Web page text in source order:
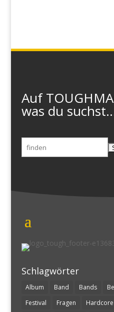
Auf
was du
Suchen
nach:
Schlagwörter
Album Band Bands
Festival
Fragen Hardcore